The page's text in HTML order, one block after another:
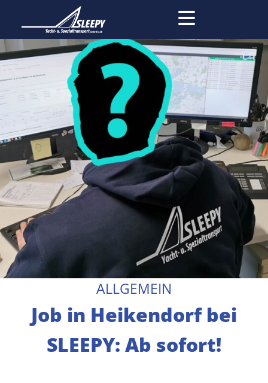
ALLGEMEIN
Job in Heikendorf bei
SLEEPY: Ab sofort!